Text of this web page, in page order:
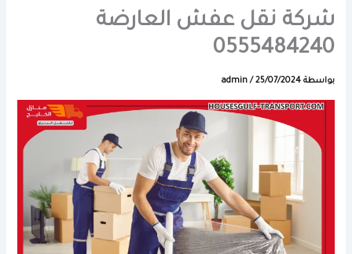
شركة نقل عفش العارضة
0555484240
بواسطة admin/ 25/07/2024